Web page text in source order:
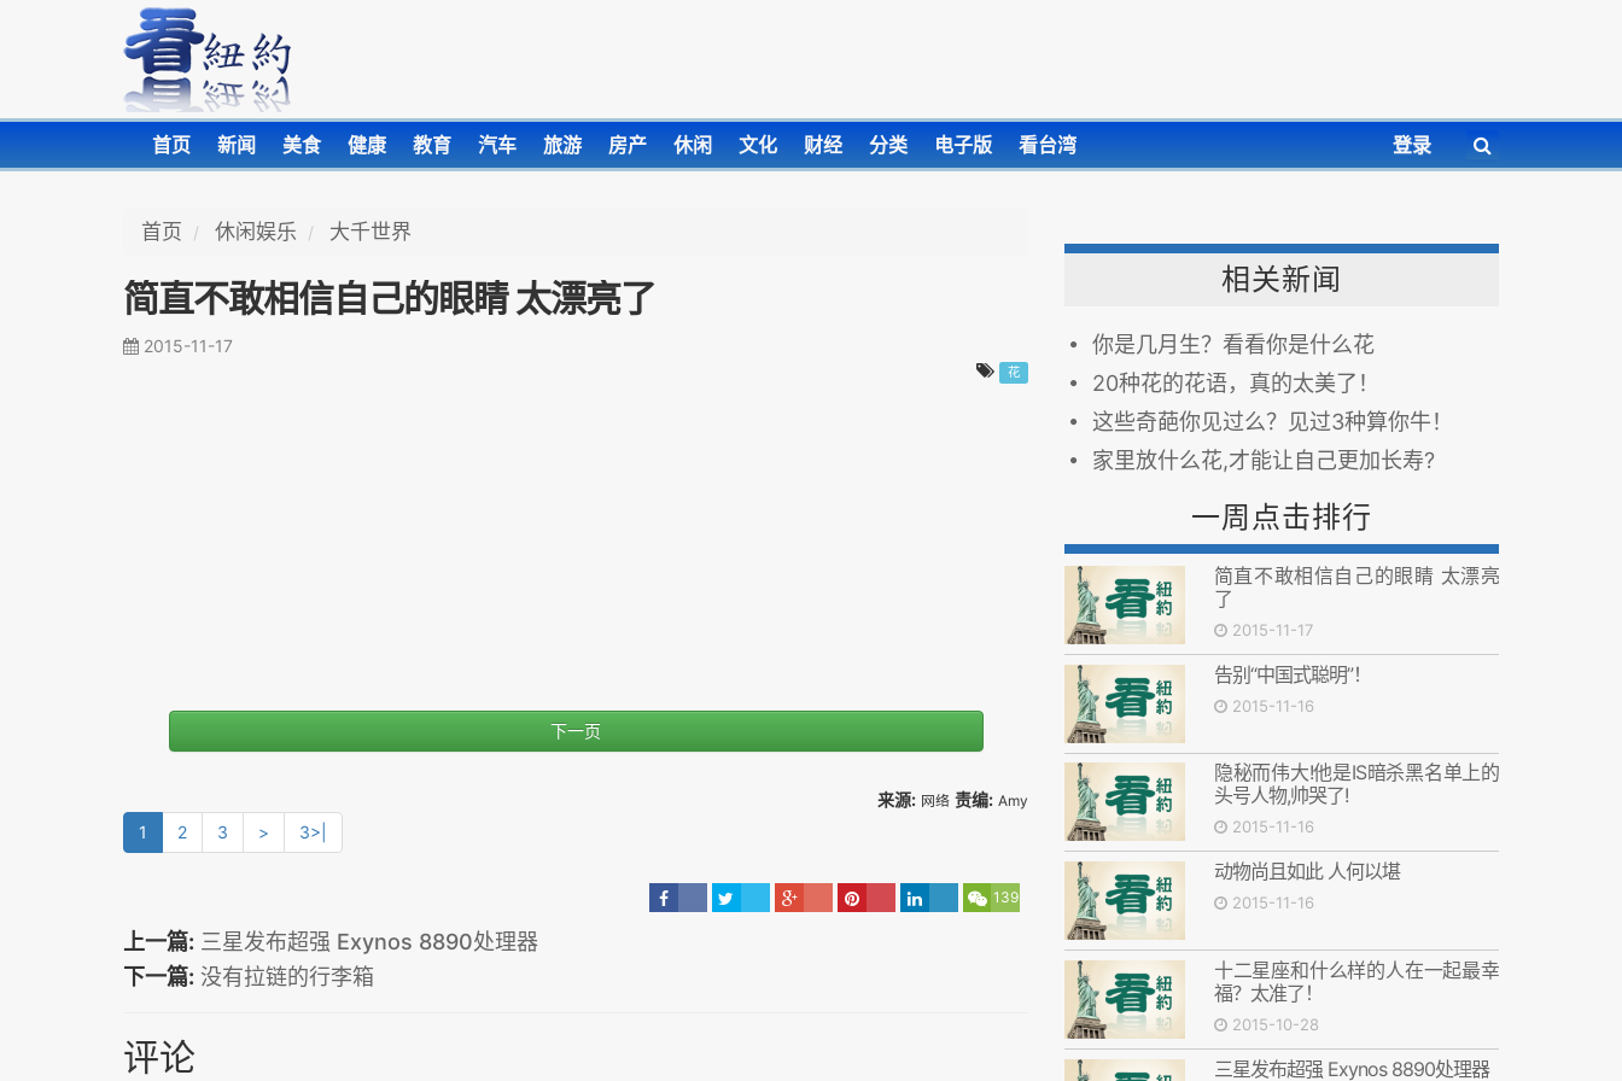
首页 新闻 美食 健康 教育 汽车 旅游 房产 休闲 文化 财经 分类 电子版 看台湾 登录
首页 休闲娱乐 大千世界
简直不敢相信自己的眼睛 太漂亮了
2015-11-17
花
下一页
1 2 3 > 3>|
来源: 网络 责编: Amy
139
上一篇: 三星发布超强 Exynos 8890处理器
下一篇: 没有拉链的行李箱
评论
相关新闻
你是几月生？看看你是什么花
20种花的花语，真的太美了！
这些奇葩你见过么？见过3种算你牛！
家里放什么花,才能让自己更加长寿?
一周点击排行
简直不敢相信自己的眼睛 太漂亮
了
2015-11-17
告别“中国式聪明”！
2015-11-16
隐秘而伟大!他是IS暗杀黑名单上的
头号人物,帅哭了!
2015-11-16
动物尚且如此 人何以堪
2015-11-16
十二星座和什么样的人在一起最幸
福？太准了！
2015-10-28
三星发布超强 Exynos 8890处理器